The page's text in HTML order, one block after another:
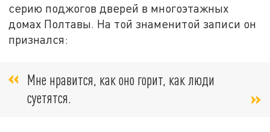
серию поджогов дверей в многоэтажных
домах Полтавы. На той знаменитой записи он
признался:
Мне нравится, как оно горит, как люди
суетятся.